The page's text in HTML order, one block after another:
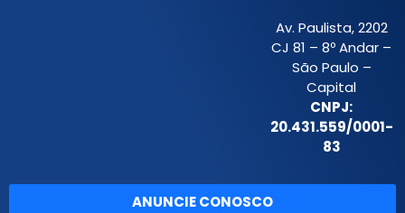
Av. Paulista, 2202
CJ 81 – 8º Andar –
São Paulo –
Capital
CNPJ:
20.431.559/0001-
83
ANUNCIE CONOSCO